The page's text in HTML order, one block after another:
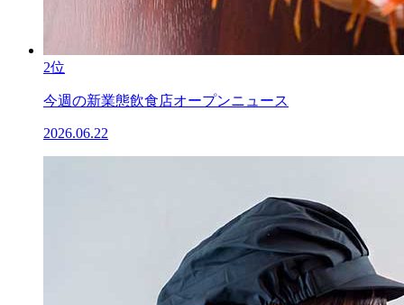
2位
今週の新業態飲食店オープンニュース
2026.06.22